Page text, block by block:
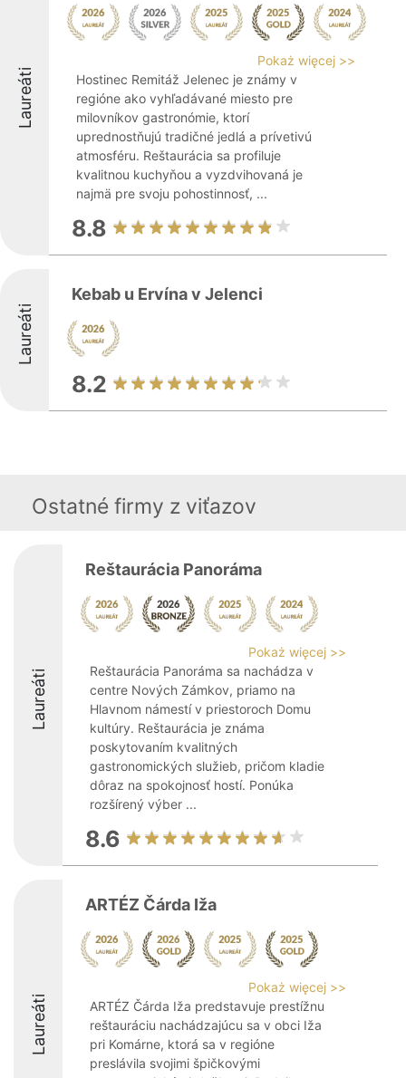
Laureáti
Pokaż więcej >>
Hostinec Remitáž Jelenec je známy v
regióne ako vyhľadávané miesto pre
milovníkov gastronómie, ktorí
uprednostňujú tradičné jedlá a prívetivú
atmosféru. Reštaurácia sa profiluje
kvalitnou kuchyňou a vyzdvihovaná je
najmä pre svoju pohostinnosť, ...
8.8
Laureáti
Kebab u Ervína v Jelenci
8.2
Ostatné firmy z viťazov
Laureáti
Reštaurácia Panoráma
Pokaż więcej >>
Reštaurácia Panoráma sa nachádza v
centre Nových Zámkov, priamo na
Hlavnom námestí v priestoroch Domu
kultúry. Reštaurácia je známa
poskytovaním kvalitných
gastronomických služieb, pričom kladie
dôraz na spokojnosť hostí. Ponúka
rozšírený výber ...
8.6
Laureáti
ARTÉZ Čárda Iža
Pokaż więcej >>
ARTÉZ Čárda Iža predstavuje prestížnu
reštauráciu nachádzajúcu sa v obci Iža
pri Komárne, ktorá sa v regióne
preslávila svojimi špičkovými